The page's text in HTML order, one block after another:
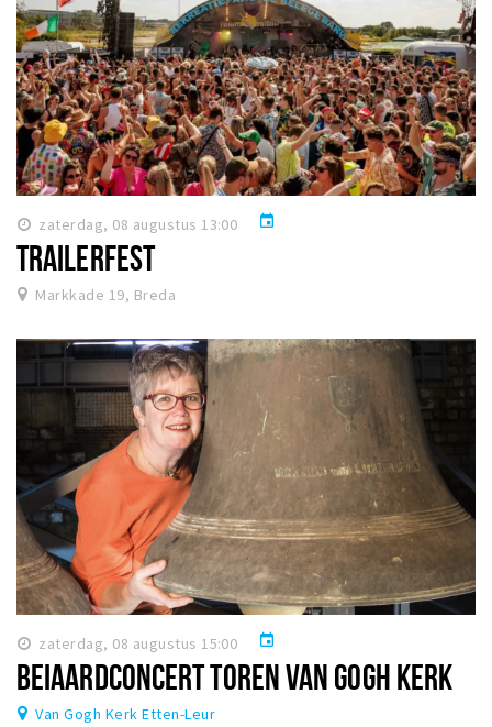
zaterdag, 08 augustus 13:00 event
TRAILERFEST
Markkade 19, Breda
zaterdag, 08 augustus 15:00 event
BEIAARDCONCERT TOREN VAN GOGH KERK
Van Gogh Kerk Etten-Leur